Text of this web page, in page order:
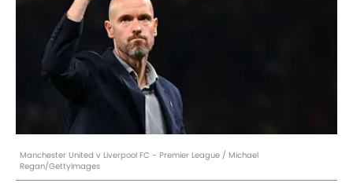
Manchester United v Liverpool FC - Premier League / Michael
Regan/GettyImages